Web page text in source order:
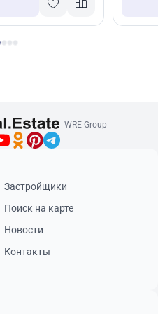
WRE Group
Застройщики
Поиск на карте
Новости
Контакты